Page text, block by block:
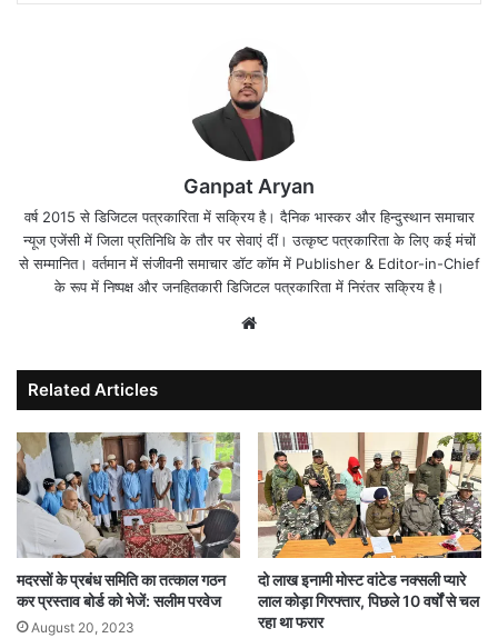
Ganpat Aryan
वर्ष 2015 से डिजिटल पत्रकारिता में सक्रिय है। दैनिक भास्कर और हिन्दुस्थान समाचार
न्यूज एजेंसी में जिला प्रतिनिधि के तौर पर सेवाएं दीं। उत्कृष्ट पत्रकारिता के लिए कई मंचों
से सम्मानित। वर्तमान में संजीवनी समाचार डॉट कॉम में Publisher & Editor-in-Chief
के रूप में निष्पक्ष और जनहितकारी डिजिटल पत्रकारिता में निरंतर सक्रिय है।
Related Articles
मदरसों के प्रबंध समिति का तत्काल गठन
कर प्रस्ताव बोर्ड को भेजें: सलीम परवेज
August 20, 2023
दो लाख इनामी मोस्ट वांटेड नक्सली प्यारे
लाल कोड़ा गिरफ्तार, पिछले 10 वर्षों से चल
रहा था फरार